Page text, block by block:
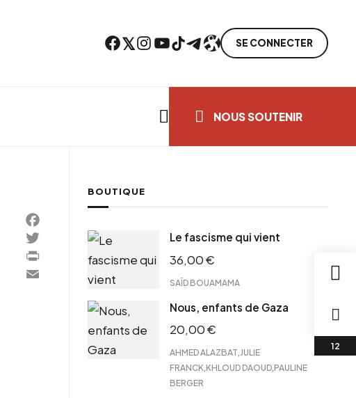
Facebook Twitter Instagram YouTube TikTok TelegramLien SE CONNECTER
NOUS SOUTENIR
Facebook
Twitter
PrintFriendly
Email
BOUTIQUE
Le fascisme qui vient
36,00€
SAÏD BOUAMAMA
Nous, enfants de Gaza
20,00€
AHMED ALAZBAT JULIE
FRANCK KHLOUD DAOUD PAULINE
BERGER